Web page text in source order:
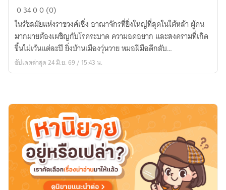
หมอ
เทวดา
แห่ง
ใต้
หล้า
03400 (0)
ในรัชสมัยแห่งราชวงศ์เซิ่ง อาณาจักรที่ยิ่งใหญ่ที่สุดในใต้หล้า ผู้คน
มากมายต้องเผชิญกับโรคระบาด ความอดอยาก และสงครามที่เกิด
ขึ้นไม่เว้นแต่ละปี ยิ่งบ้านเมืองวุ่นวาย หมอฝีมือดีกลับ…
อัปเดตล่าสุด 24 มิ.ย. 69 / 15:43 น.